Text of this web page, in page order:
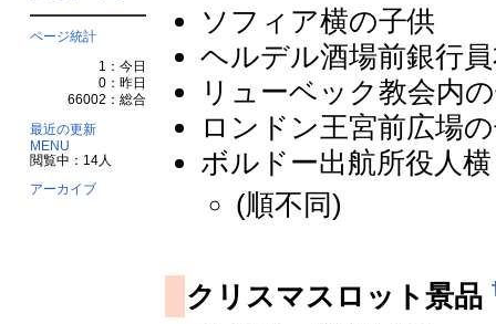
ページ統計
1：今日
0：昨日
66002：総合
最近の更新
MENU
閲覧中：14人
アーカイブ
ソフィア横の子供
ヘルデル酒場前銀行
リューベック教会内
ロンドン王宮前広場
ボルドー出航所役人横
(順不同)
クリスマスロット景品